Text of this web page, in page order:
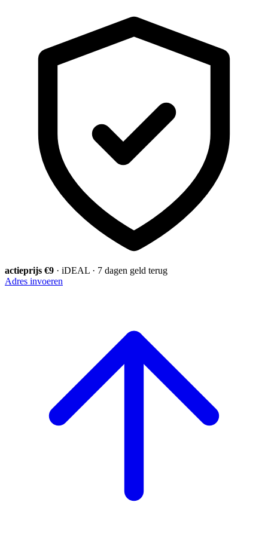
actieprijs €9 · iDEAL · 7 dagen geld terug
Adres invoeren